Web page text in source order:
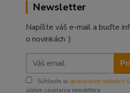
Newsletter
Napíšte váš e-mail a buďte
o novinkách :)
Súhlasím so spracovaním osobných
účelom zasielania newslettera.